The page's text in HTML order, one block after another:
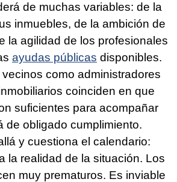
de muchas variables: de la
inmuebles, de la ambición de
la agilidad de los profesionales
ayudas públicas disponibles.
como administradores
coinciden en que
suficientes para acompañar
de obligado cumplimiento.
y cuestiona el calendario:
la realidad de la situación. Los
muy prematuros. Es inviable